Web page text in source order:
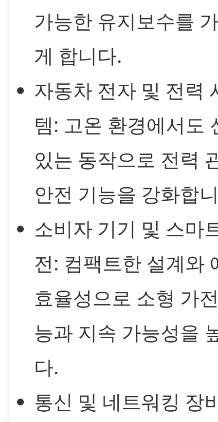
가능한 유지보수를
게 합니다.
자동차 전자 및 전력
템: 고온 환경에서도
있는 동작으로 전력
안전 기능을 강화합
소비자 기기 및 스마
전: 컴팩트한 설계와
효율성으로 소형 가
능과 지속 가능성을
다.
통신 및 네트워킹 장